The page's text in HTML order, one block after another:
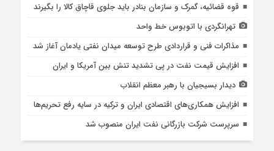
قوه قضائیه، گمرک و سازمان بنادر باید جلوی قاچاق کالا را بگیرند
تهرانگردی با اتوبوس خط واحد
مذاکرات فنی و قراردادی طرح توسعه میدان نفتی یادمان آغاز شد
افزایش قیمت نفت در پی تشدید تنش بین آمریکا و ایران
دیدار بسیجیان با رهبر معظم انقلاب
افزایش همکاری‌های اقتصادی ایران و ترکیه در سایه رفع تحریم‌ها
سرپرست شرکت بازرگانی نفت ایران منصوب شد